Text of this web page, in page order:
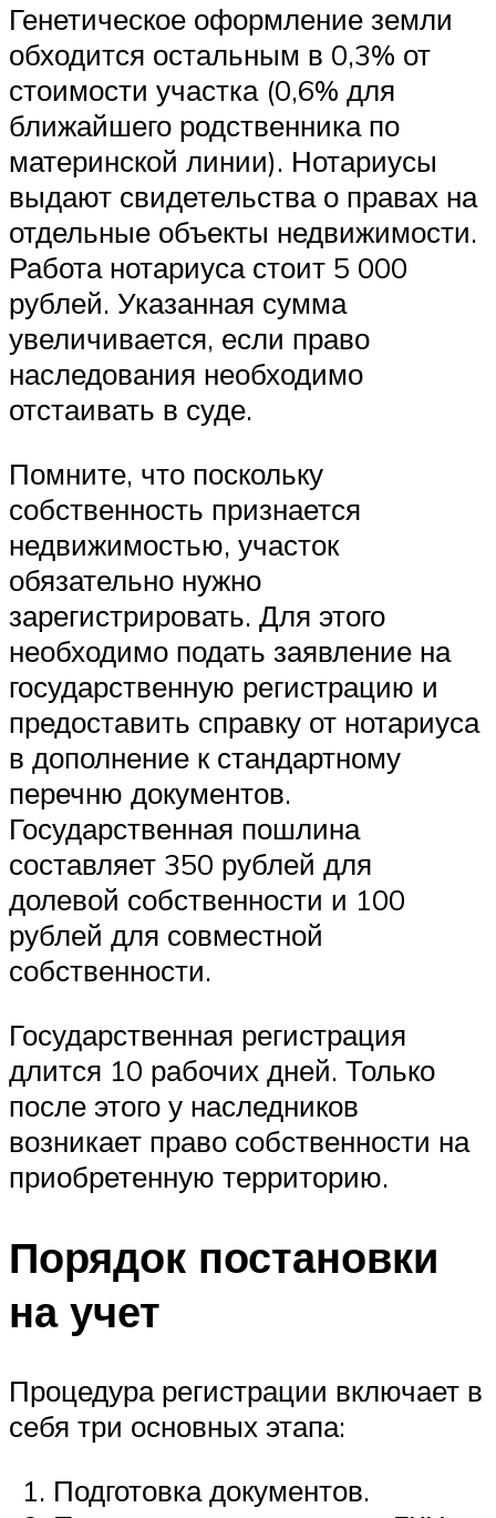
Генетическое оформление земли
обходится остальным в 0,3% от
стоимости участка (0,6% для
ближайшего родственника по
материнской линии). Нотариусы
выдают свидетельства о правах на
отдельные объекты недвижимости.
Работа нотариуса стоит 5 000
рублей. Указанная сумма
увеличивается, если право
наследования необходимо
отстаивать в суде.
Помните, что поскольку
собственность признается
недвижимостью, участок
обязательно нужно
зарегистрировать. Для этого
необходимо подать заявление на
государственную регистрацию и
предоставить справку от нотариуса
в дополнение к стандартному
перечню документов.
Государственная пошлина
составляет 350 рублей для
долевой собственности и 100
рублей для совместной
собственности.
Государственная регистрация
длится 10 рабочих дней. Только
после этого у наследников
возникает право собственности на
приобретенную территорию.
Порядок постановки
на учет
Процедура регистрации включает в
себя три основных этапа:
Подготовка документов.